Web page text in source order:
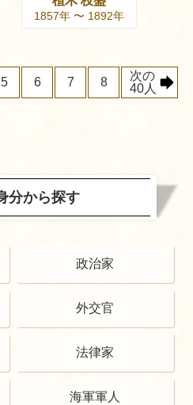
1857年 〜 1892年
5 6 7 8
次の
40人
分から探す
政治家
外交官
法律家
海軍軍人